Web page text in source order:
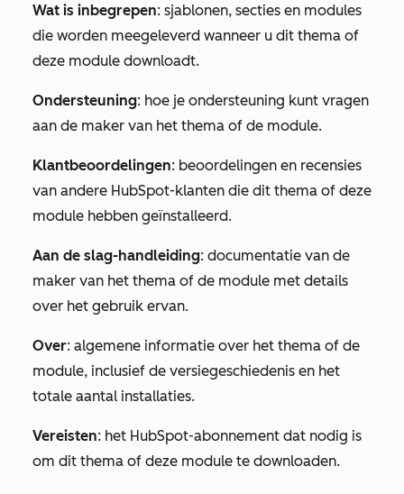
Wat is inbegrepen: sjablonen, secties en modules
die worden meegeleverd wanneer u dit thema of
deze module downloadt.
Ondersteuning: hoe je ondersteuning kunt vragen
aan de maker van het thema of de module.
Klantbeoordelingen: beoordelingen en recensies
van andere HubSpot-klanten die dit thema of deze
module hebben geïnstalleerd.
Aan de slag-handleiding: documentatie van de
maker van het thema of de module met details
over het gebruik ervan.
Over: algemene informatie over het thema of de
module, inclusief de versiegeschiedenis en het
totale aantal installaties.
Vereisten: het HubSpot-abonnement dat nodig is
om dit thema of deze module te downloaden.